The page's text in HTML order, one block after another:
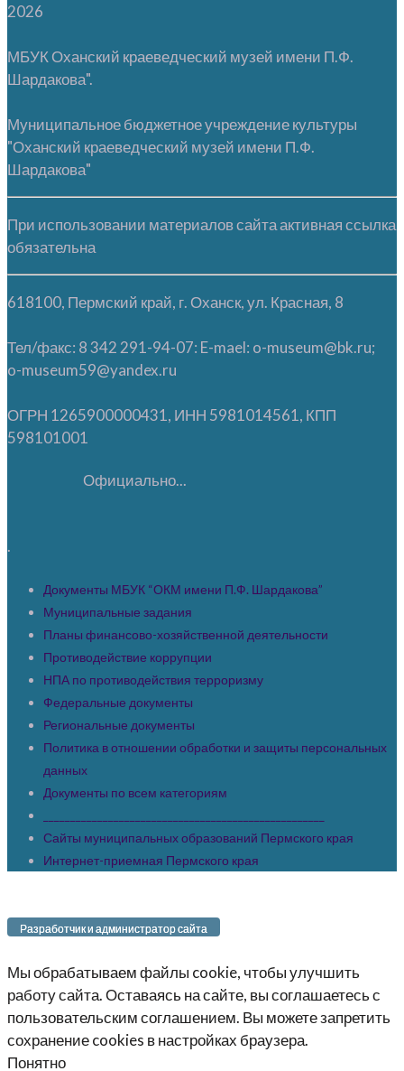
2026
МБУК Оханский краеведческий музей имени П.Ф.
Шардакова".
Муниципальное бюджетное учреждение культуры
"Оханский краеведческий музей имени П.Ф.
Шардакова"
При использовании материалов сайта активная ссылка
обязательна
618100, Пермский край, г. Оханск, ул. Красная, 8
Тел/факс: 8 342 291-94-07: E-mael: o-museum@bk.ru;
o-museum59@yandex.ru
ОГРН 1265900000431, ИНН 5981014561, КПП
598101001
Официально...
.
Документы МБУК “ОКМ имени П.Ф. Шардакова”
Муниципальные задания
Планы финансово-хозяйственной деятельности
Противодействие коррупции
НПА по противодействия терроризму
Федеральные документы
Региональные документы
Политика в отношении обработки и защиты персональных
данных
Документы по всем категориям
Сайты муниципальных образований Пермского края
Интернет-приемная Пермского края
Разработчик и администратор сайта
Мы обрабатываем файлы cookie, чтобы улучшить
работу сайта. Оставаясь на сайте, вы соглашаетесь с
пользовательским соглашением. Вы можете запретить
сохранение cookies в настройках браузера.
Понятно